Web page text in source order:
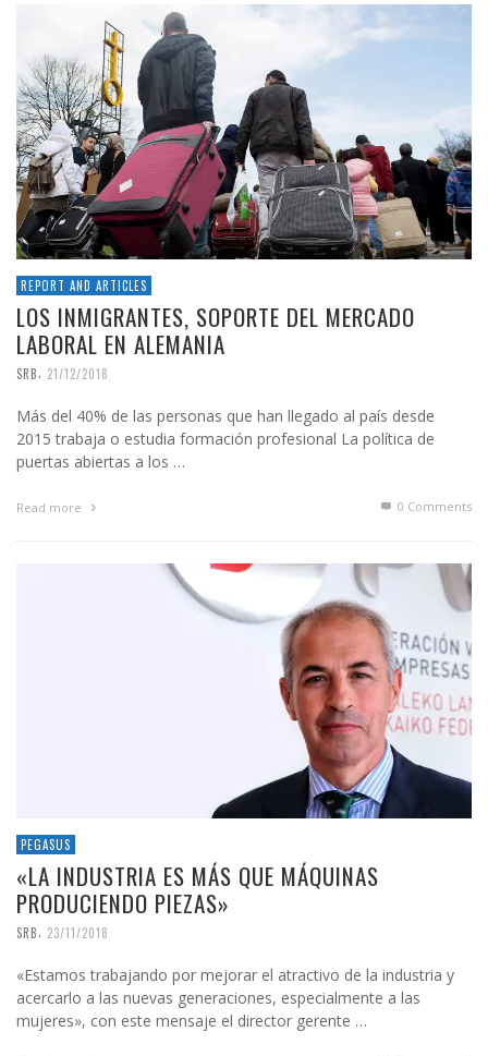
REPORT AND ARTICLES
LOS INMIGRANTES, SOPORTE DEL MERCADO
LABORAL EN ALEMANIA
SRB, 21/12/2018
Más del 40% de las personas que han llegado al país desde
2015 trabaja o estudia formación profesional La política de
puertas abiertas a los …
Read more 0 Comments
PEGASUS
«LA INDUSTRIA ES MÁS QUE MÁQUINAS
PRODUCIENDO PIEZAS»
SRB, 23/11/2018
«Estamos trabajando por mejorar el atractivo de la industria y
acercarlo a las nuevas generaciones, especialmente a las
mujeres», con este mensaje el director gerente …